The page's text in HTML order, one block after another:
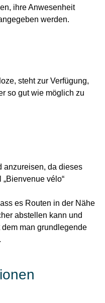
ihre Anwesenheit
werden.
steht zur Verfügung,
so gut wie möglich zu
anzureisen, da dieses
vélo“
es Routen in der Nähe
abstellen kann und
man grundlegende